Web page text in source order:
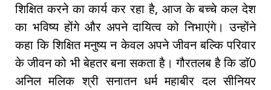
शिक्षित करने का कार्य कर रहा है, आज के बच्चे कल देश
का भविष्य होंगे और अपने दायित्व को निभाएंगे। उन्होंने
कहा कि शिक्षित मनुष्य न केवल अपने जीवन बल्कि परिवार
के जीवन को भी बेहतर बना सकता है। गौरतलब है कि डाॅ0
अनिल मलिक श्री सनातन धर्म महाबीर दल सीनियर